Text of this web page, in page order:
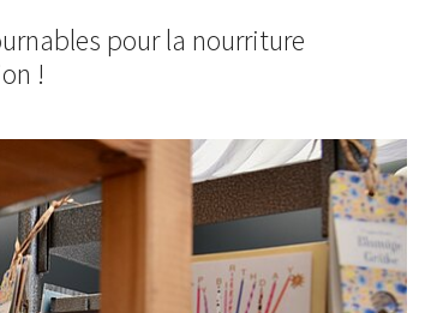
pour la nourriture
!